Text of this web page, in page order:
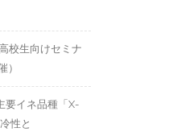
校生向けセミナ
）
要イネ品種「X-
性と